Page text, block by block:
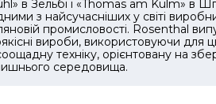
в Зельбі і «Thomas am Kulm» в
з найсучасніших у світі
промисловості. Rosenthal
вироби, використовуючи для
техніку, орієнтовану на
середовища.